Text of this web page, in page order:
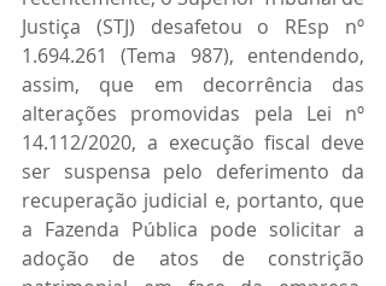
Justiça (STJ) desafetou o REsp nº
1.694.261 (Tema 987), entendendo,
assim, que em decorrência das
alterações promovidas pela Lei nº
14.112/2020, a execução fiscal deve
ser suspensa pelo deferimento da
recuperação judicial e, portanto, que
a Fazenda Pública pode solicitar a
adoção de atos de constrição